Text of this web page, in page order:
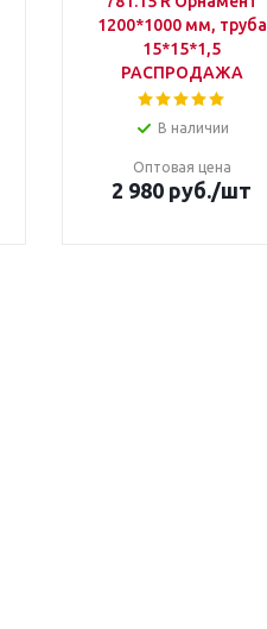
1200*1000 мм, труба
15*15*1,5
РАСПРОДАЖА
В наличии
Оптовая цена
2 980 руб./шт